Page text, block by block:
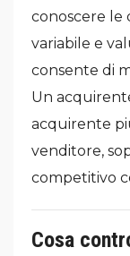
conoscere le
variabile e
consente di
Un
acquirente
venditore,
competitivo
Cosa